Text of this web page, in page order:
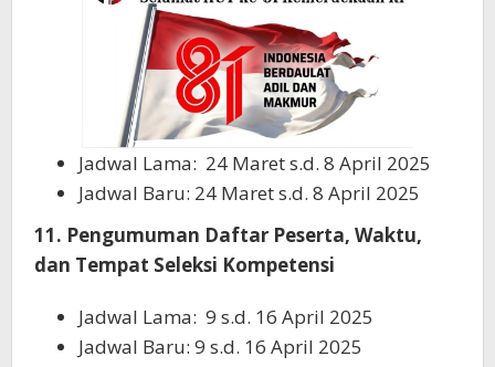
Jadwal Lama: 24 Maret s.d. 8 April 2025
Jadwal Baru: 24 Maret s.d. 8 April 2025
11. Pengumuman Daftar Peserta, Waktu,
dan Tempat Seleksi Kompetensi
Jadwal Lama: 9 s.d. 16 April 2025
Jadwal Baru: 9 s.d. 16 April 2025